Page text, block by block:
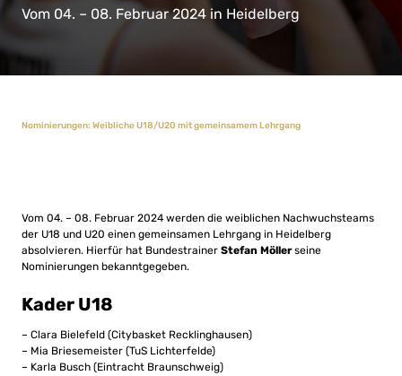
Vom 04. – 08. Februar 2024 in Heidelberg
Nominierungen: Weibliche U18/U20 mit gemeinsamem Lehrgang
Vom 04. – 08. Februar 2024 werden die weiblichen Nachwuchsteams
der U18 und U20 einen gemeinsamen Lehrgang in Heidelberg
absolvieren. Hierfür hat Bundestrainer Stefan Möllerseine
Nominierungen bekanntgegeben.
Kader U18
– Clara Bielefeld (Citybasket Recklinghausen)
– Mia Briesemeister (TuS Lichterfelde)
– Karla Busch (Eintracht Braunschweig)